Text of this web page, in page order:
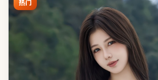
热门